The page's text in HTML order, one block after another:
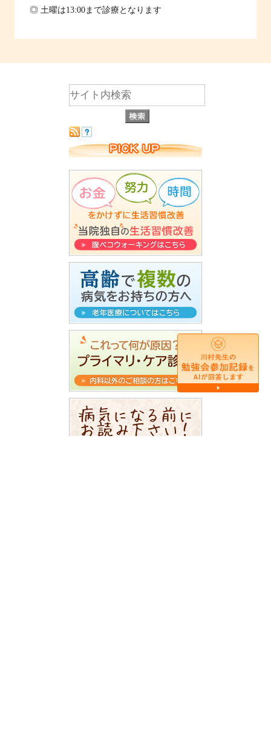
◎ 土曜は13:00まで診療となります